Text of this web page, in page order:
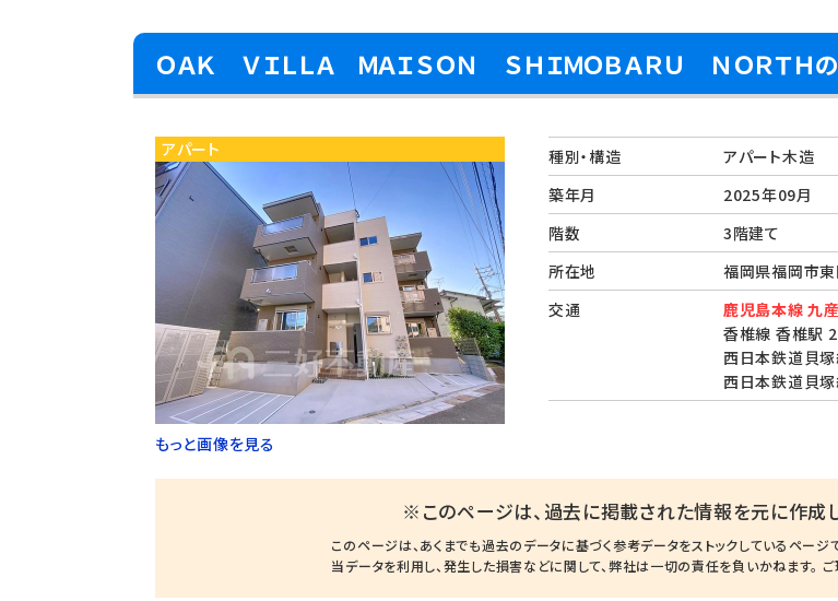
ＯＡＫ ＶＩＬＬＡ ＭＡＩＳＯＮ ＳＨＩＭＯＢＡＲＵ ＮＯＲＴＨ
アパート
もっと画像を見る
種別・構造
アパート木造
築年月
2025年09月
階数
3階建て
所在地
福岡県福岡市
交通
鹿児島本線 九
香椎線 香椎駅
西日本鉄道貝
西日本鉄道貝
※このページは、過去に掲載された情報を元に作成
このページは、あくまでも過去のデータに基づく参考データをストックしているペー
当データを利用し、発生した損害などに関して、弊社は一切の責任を負いかねます。 ご